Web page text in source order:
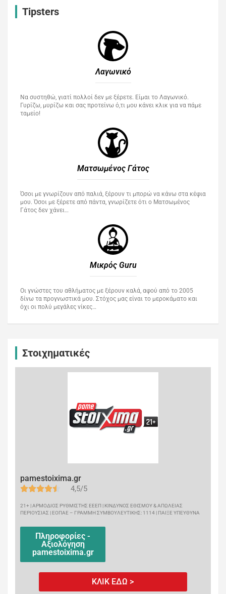
Tipsters
Λαγωνικό
Να συστηθώ, γιατί πολλοί δεν με ξέρετε. Είμαι το Λαγωνικό.
Γυρίζω, μυρίζω και σας προτείνω ό,τι μου κάνει κλικ για να πάμε
ταμείο!
Ματσωμένος Γάτος​
Όσοι με γνωρίζουν από παλιά, ξέρουν τι μπορώ να κάνω στα κέφια
μου. Όσοι με ξέρετε από πάντα, γνωρίζετε ότι ο Ματσωμένος
Γάτος δεν χάνει…
Μικρός Guru​
Οι γνώστες του αθλήματος με ξέρουν καλά, αφού από το 2005
δίνω τα προγνωστικά μου. Στόχος μας είναι το μεροκάματο και
όχι οι πολύ μεγάλες νίκες…
Στοιχηματικές
pamestoixima.gr
4,5/5
21+ | ΑΡΜΟΔΙΟΣ ΡΥΘΜΙΣΤΗΣ ΕΕΕΠ | ΚΙΝΔΥΝΟΣ ΕΘΙΣΜΟΥ & ΑΠΩΛΕΙΑΣ
ΠΕΡΙΟΥΣΙΑΣ | ΕΟΠΑΕ – ΓΡΑΜΜΗ ΣΥΜΒΟΥΛΕΥΤΙΚΗΣ: 1114 | ΠΑΙΞΕ ΥΠΕΥΘΥΝΑ
Πληροφορίες -
Αξιολόγηση
pamestoixima.gr
ΚΛΙΚ ΕΔΩ >